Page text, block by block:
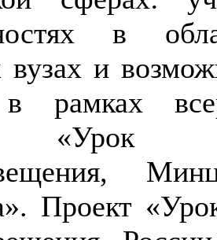
в
и
рамках
«Урок
Проект